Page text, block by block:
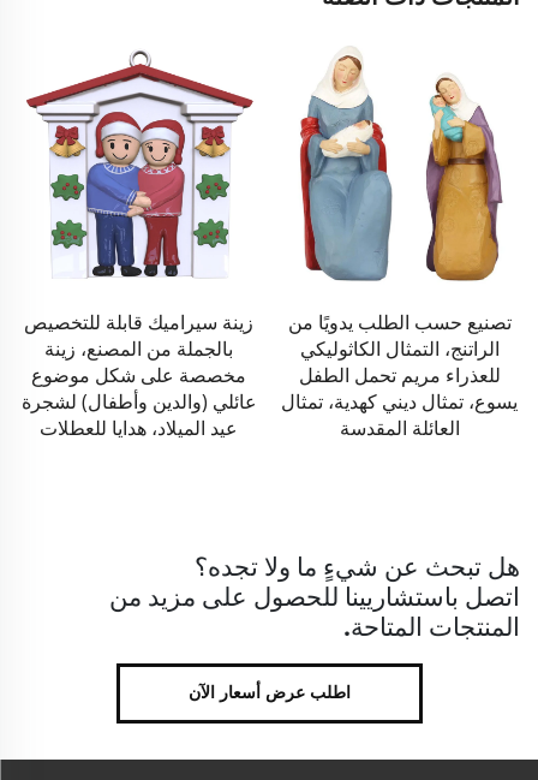
زينة سيراميك قابلة للتخصيص
بالجملة من المصنع، زينة
مخصصة على شكل موضوع
عائلي (والدين وأطفال) لشجرة
عيد الميلاد، هدايا للعطلات
زينة معلقة خزفية مخصصة
على شكل شجرة عيد الميلاد،
تمثال هدايا خزفي للعطلات
هل تبحث عن شيءٍ ما ولا تجده؟
اتصل باستشاريينا للحصول على مزيد من
المنتجات المتاحة.
اطلب عرض أسعار الآن